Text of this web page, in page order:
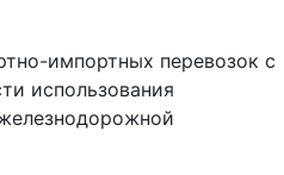
импортных перевозок с
использования